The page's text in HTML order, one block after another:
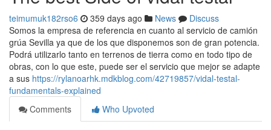
teimumuk182rso6 359 days ago News
Discuss
Somos la empresa de referencia en cuanto al servicio de camión
grúa Sevilla ya que de los que disponemos son de gran potencia.
Podrá utilizarlo tanto en terrenos de tierra como en todo tipo de
obras, con lo que este, puede ser el servicio que mejor se adapte
a sus https://rylanoarhk.mdkblog.com/42719857/vidal-testal-
fundamentals-explained
Comments
Who Upvoted